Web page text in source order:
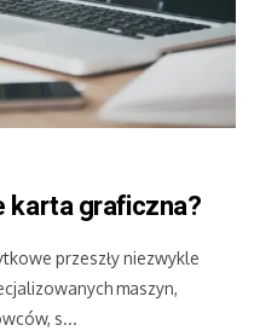
karta graficzna?
przeszły niezwykle
maszyn,
s...